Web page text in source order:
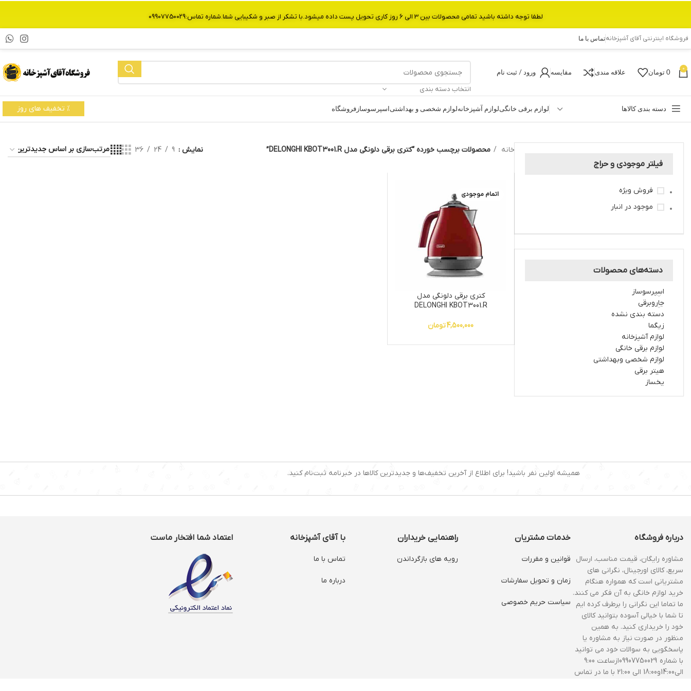
فروشگاه اینترنتی آقای آشپزخانهتماس با ما
0
0 تومان علاقه مندی مقایسه ورود / ثبت نام
انتخاب دسته بندی
دسته بندی کالاها لوازم برقی خانگیلوازم آشپزخانهلوازم شخصی و بهداشتی اسپرسوساز فروشگاه % تخفیف های روز
فیلتر موجودی و حراج
فروش ویژه
موجود در انبار
دسته‌های محصولات
اسپرسوساز
جاروبرقی
دسته بندی نشده
زیگما
لوازم آشپزخانه
لوازم برقی خانگی
لوازم شخصی وبهداشتی
هیتر برقی
یخساز
خانه محصولات برچسب خورده “کتری برقی دلونگی مدل DELONGHI KBOT3001.R” نمایش 9
24
36
اتمام موجودی
کتری برقی دلونگی مدل
DELONGHI KBOT3001.R
4,500,000تومان
همیشه اولین نفر باشید! برای اطلاع از آخرین تخفیف‌ها و جدیدترین کالاها در خبرنامه ثبت‌نام کنید.
درباره فروشگاه
مشاوره رایگان، قیمت مناسب، ارسال
سریع، کالای اورجینال، نگرانی های
مشتریانی است که همواره هنگام
خرید لوازم خانگی به آن فکر می کنند.
ما تماما این نگرانی را برطرف کرده ایم
تا شما با خیالی آسوده بتوانید کالای
خود را خریداری کنید. به همین
منظور در صورت نیاز به مشاوره یا
پاسخگویی به سوالات خود می توانید
با شماره 09907750029ازساعت 9:00
الی14:00و18:00 الی 21:00 با ما در تماس
خدمات مشتریان
قوانین و مقررات
زمان و‌ تحویل سفارشات
سیاست حریم خصوصی
راهنمایی خریداران
رویه های بازگرداندن
با آقای آشپزخانه
تماس با ما
درباره ما
اعتماد شما افتخار ماست
لطفا توجه داشته باشید تمامی محصولات بین 3 الی 6 روز کاری تحویل پست داده میشود.با تشکر از صبر و شکیبایی شما.شماره تماس:09907750029